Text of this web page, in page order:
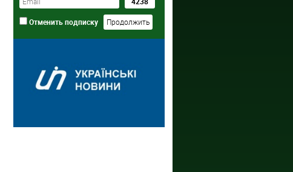
Отменить подписку